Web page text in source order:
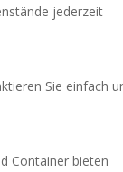
jederzeit
Sie einfach
Container bieten